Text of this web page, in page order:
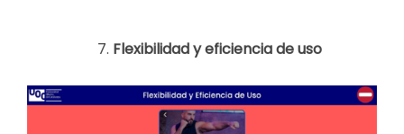
Flexibilidad y eficiencia de uso